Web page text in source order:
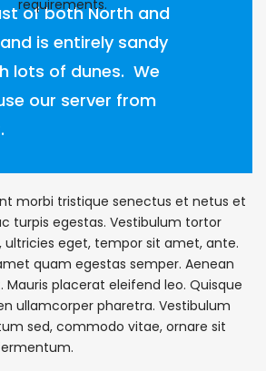
of both North and
is entirely sandy
lots of dunes. We
our server from
morbi tristique senectus et netus et
turpis egestas. Vestibulum tortor
eget, tempor sit amet, ante.
quam egestas semper. Aenean
placerat eleifend leo. Quisque
ullamcorper pharetra. Vestibulum
sed, commodo vitae, ornare sit